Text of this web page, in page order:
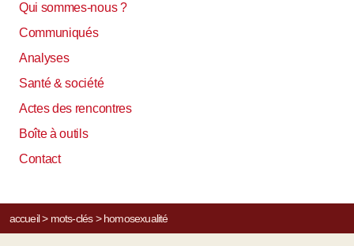
Qui sommes-nous ?
Communiqués
Analyses
Santé & société
Actes des rencontres
Boîte à outils
Contact
accueil> mots-clés> homosexualité